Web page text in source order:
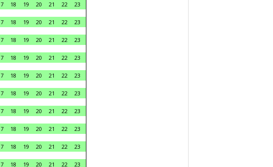
18 19 20 21 22
23
18 19 20 21 22
23
18 19 20 21 22
23
18 19 20 21 22
23
18 19 20 21 22
23
18 19 20 21 22
23
18 19 20 21 22
23
18 19 20 21 22
23
18 19 20 21 22
23
18 19 20 21 22
23